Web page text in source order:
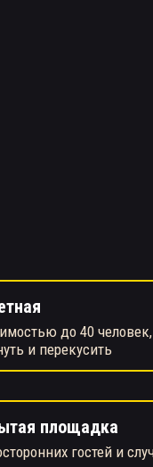
гостей и
до 40
и перекусить
площадка